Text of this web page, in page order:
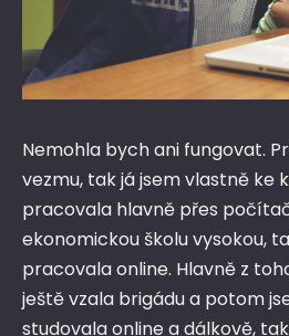
Nemohla bych ani fungovat.
vezmu, tak já jsem vlastně ke
pracovala hlavně přes
ekonomickou školu vysokou,
pracovala online. Hlavně z
ještě vzala brigádu a potom
studovala online a dálkově,